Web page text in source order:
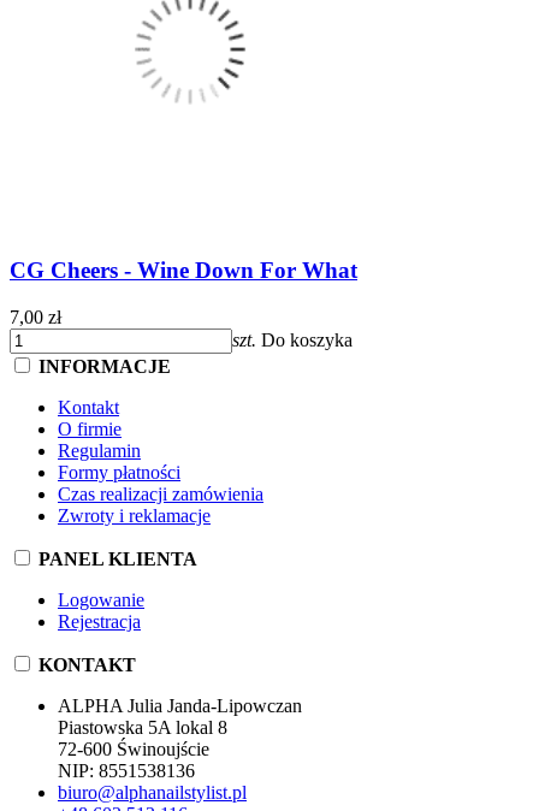
CG Cheers - Wine Down For What
7,00 zł
szt. Do koszyka
INFORMACJE
Kontakt
O firmie
Regulamin
Formy płatności
Czas realizacji zamówienia
Zwroty i reklamacje
PANEL KLIENTA
Logowanie
Rejestracja
KONTAKT
ALPHA Julia Janda-Lipowczan
Piastowska 5A lokal 8
72-600 Świnoujście
NIP: 8551538136
biuro@alphanailstylist.pl